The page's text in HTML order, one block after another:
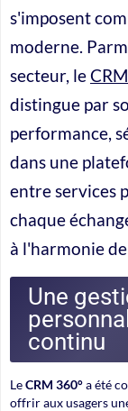
s'imposent
moderne.
secteur, le
distingue par
performance,
dans une
entre services
chaque
à l'harmonie
Une
continu
LeCRM 360°a été
offrir aux usagers